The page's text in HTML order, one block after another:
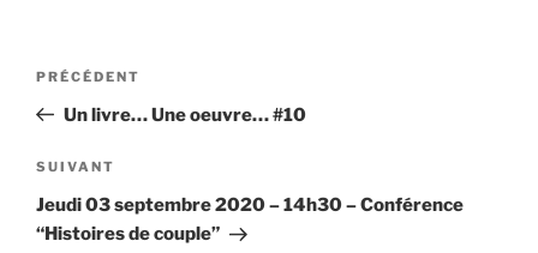
Navigation
l’article
Article
précédent
PRÉCÉDENT
Un livre… Une oeuvre… #10
Article
suivant
SUIVANT
Jeudi 03 septembre 2020 – 14h30 – Conférence
“Histoires de couple”